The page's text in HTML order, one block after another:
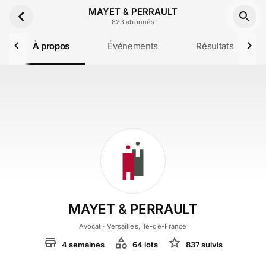
MAYET & PERRAULT
823 abonnés
À propos Événements Résultats
MAYET & PERRAULT
Avocat · Versailles, Île-de-France
4 semaines 64 lots 837suivis